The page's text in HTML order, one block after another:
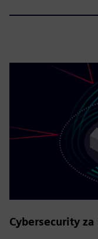
Cybersecurity